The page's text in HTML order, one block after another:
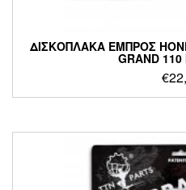
ΔΙΣΚΟΠΛΑΚΑ ΕΜΠΡΟΣ
GRAND 110
€